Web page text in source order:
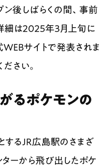
後しばらくの間、事前
細は2025年3月上旬に
サイトで発表されま
さい。
るポケモンの
するJR広島駅のさまざ
ーから飛び出したポケ